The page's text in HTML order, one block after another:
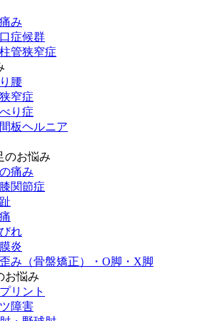
み
症候群
管狭窄症
腰
窄症
り症
板ヘルニア
のお悩み
痛み
関節症
れ
炎
み（骨盤矯正）・O脚・X脚
お悩み
リント
障害